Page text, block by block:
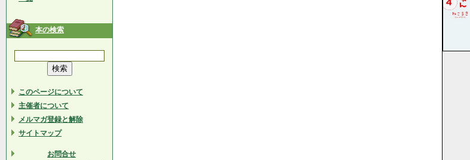
本の検索
このページについて
主催者について
メルマガ登録と解除
サイトマップ
お問合せ